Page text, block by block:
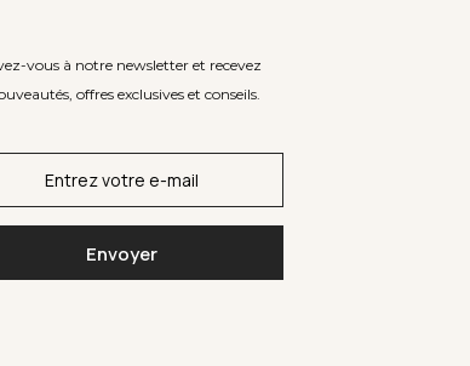
vous à notre newsletter et recevez
offres exclusives et conseils.